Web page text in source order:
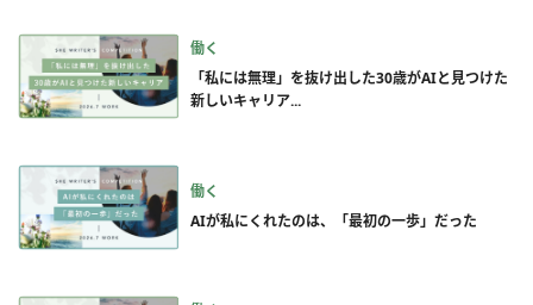
働く
「私には無理」を抜け出した30歳がAIと見つけた
新しいキャリア...
働く
AIが私にくれたのは、「最初の一歩」だった